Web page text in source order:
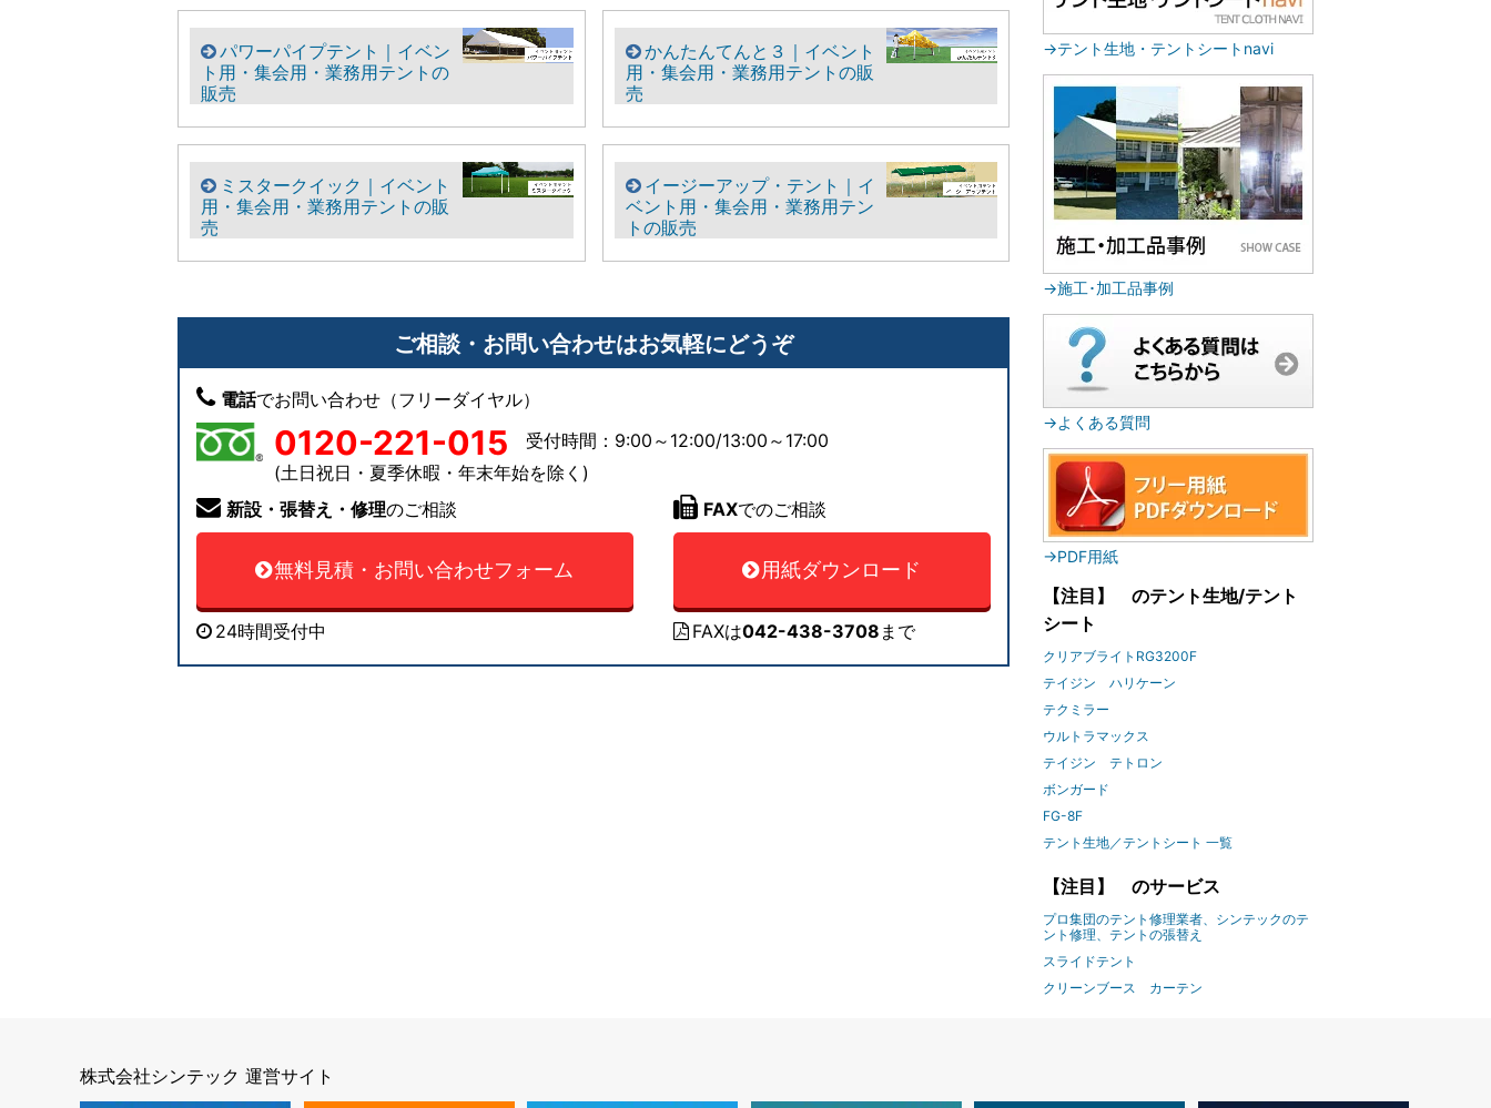
パワーパイプテント｜イベン
ト用・集会用・業務用テントの
販売
かんたんてんと３｜イベント
用・集会用・業務用テントの販
売
ミスタークイック｜イベント
用・集会用・業務用テントの販
売
イージーアップ・テント｜イ
ベント用・集会用・業務用テン
トの販売
ご相談・お問い合わせはお気軽にどうぞ
電話でお問い合わせ（フリーダイヤル）
0120-221-015
受付時間：9:00～12:00/13:00～17:00
(土日祝日・夏季休暇・年末年始を除く)
新設・張替え・修理のご相談
無料見積・お問い合わせフォーム
24時間受付中
FAXでのご相談
用紙ダウンロード
FAXは042-438-3708 まで
→テント生地・テントシートnavi
→施工･加工品事例
→よくある質問
→PDF用紙
【注目】 のテント生地/テント
シート
クリアブライトRG3200F
テイジン ハリケーン
テクミラー
ウルトラマックス
テイジン テトロン
ボンガード
FG-8F
テント生地／テントシート 一覧
【注目】 のサービス
プロ集団のテント修理業者、シンテックのテ
ント修理、テントの張替え
スライドテント
クリーンブース カーテン
株式会社シンテック 運営サイト